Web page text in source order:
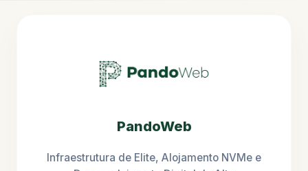
PandoWeb
Infraestrutura de Elite, Alojamento NVMe e